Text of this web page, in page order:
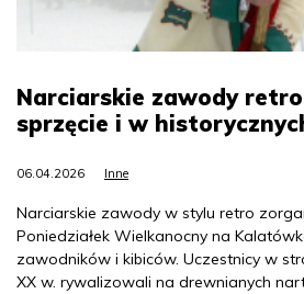
Narciarskie zawody
sprzęcie i w
06.04.2026 Inne
Narciarskie zawody w stylu retro
Poniedziałek Wielkanocny na
zawodników i kibiców. Uczestnicy w
XX w. rywalizowali na drewnianych